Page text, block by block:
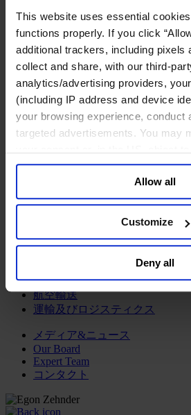
This website uses essential
functions properly. If you click
additional trackers, including pixels
collect and share, with our third-
analytics/advertising providers,
(including IP address and device
your browsing experience, conduct
targeted advertisements. You may
your data for targeted advertising,
Sell or Share My Personal
the website. You must opt-out of
browser. For additional information
general collection and use of
Allow all
Customize
Deny all
金融サービス
アセットマネジメント
インフラ事業
ウェルスマネジメント
デジタル資産、暗号資産、Web3
プライベート・エクイティ
リスクマネジメント
保険
投資銀行及びマーケット
金融テクノロジー（フィンテッ
サービス
ビジネスサービス
プロフェッショナルサービス
ホスピタリティ、旅行・レジャ
不動産
航空輸送
運輸及びロジスティクス
メディア&ニュース
Our Board
Expert Team
コンタクト